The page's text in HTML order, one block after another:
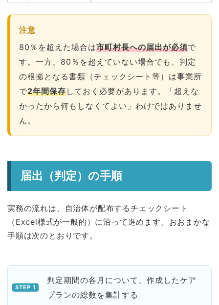
注意
80％を超えた場合は市町村長への届出が必須で
す。一方、80％を超えていない場合でも、判定
の根拠となる書類（チェックシート等）は事業所
で2年間保存しておく必要があります。「超えな
かったから何もしなくてよい」わけではありませ
ん。
届出（判定）の手順
実務の流れは、自治体が配布するチェックシート
（Excel様式が一般的）に沿って進めます。おおまかな
手順は次のとおりです。
判定期間の各月について、作成したケア
プランの総数を集計する